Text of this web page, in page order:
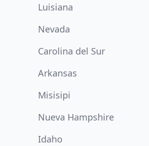
Luisiana
Nevada
Carolina del Sur
Arkansas
Misisipi
Nueva Hampshire
Idaho